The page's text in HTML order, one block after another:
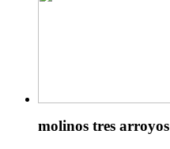
molinos tres arroyos